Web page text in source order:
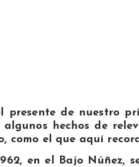
presente de nuestro
hechos de
como el que aquí
en el Bajo Núñez,